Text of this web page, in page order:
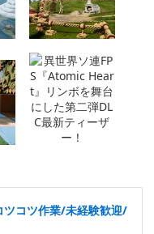
ツコツ作業/未経験歓迎/